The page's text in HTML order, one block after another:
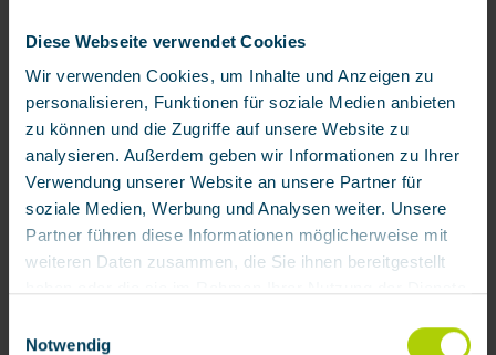
Diese Webseite verwendet Cookies
Wir verwenden Cookies, um Inhalte und Anzeigen zu
personalisieren, Funktionen für soziale Medien anbieten
zu können und die Zugriffe auf unsere Website zu
analysieren. Außerdem geben wir Informationen zu Ihrer
Verwendung unserer Website an unsere Partner für
soziale Medien, Werbung und Analysen weiter. Unsere
Partner führen diese Informationen möglicherweise mit
weiteren Daten zusammen, die Sie ihnen bereitgestellt
Notwendig
44,07 € / Stück
Verfügbar